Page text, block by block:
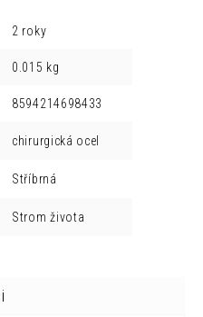
2 roky
0.015 kg
8594214698433
chirurgická ocel
Stříbrná
Strom života